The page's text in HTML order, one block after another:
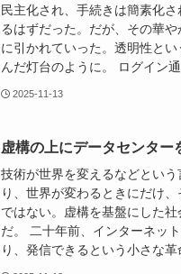
民主化され、手続きは簡素化
るはずだった。だが、その華
に引かれていった。透明性と
んだ灯台のように。 ログイン
2025-11-13
虚構の上にデータセンター
技術が世界を変えるなどとい
り、世界が変わるときにだけ
ではない。虚構を基盤にした
だ。 二十年前、インターネッ
り、発信できるという小さな革